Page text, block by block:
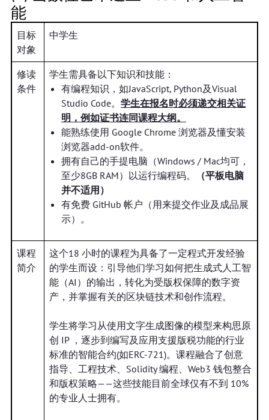
能
目标
对象
中学生
修读
条件
学生需具备以下知识和技能：
有编程知识，如JavaScript, Python及Visual
Studio Code。 学生在报名时必须递交相关证
明，例如证书连同课程大纲。
能熟练使用 Google Chrome 浏览器及懂安装
浏览器add-on软件。
拥有自己的手提电脑（Windows / Mac均可，
至少8GB RAM）以运行编程码。
（平板电脑
并不适用）
有免费 GitHub 帐户（用来提交作业及成品展
示）。
课程
简介
这个18 小时的课程为具备了一定程式开发经验
的学生而设：引导他们学习如何把生成式人工智
能（AI）的输出，转化为受版权保障的数字资
产，并掌握有关的区块链技术和创作流程。
学生将学习从使用文字生成图像的模型来构思原
创 IP ，逐步到编写及应用支援版税功能的行业
标准的智能合约(如ERC-721)。课程融合了创意
指导、工程技术、Solidity 编程、Web3 钱包整合
和版权策略——这些技能目前全球仅有不到 10%
的专业人士拥有。